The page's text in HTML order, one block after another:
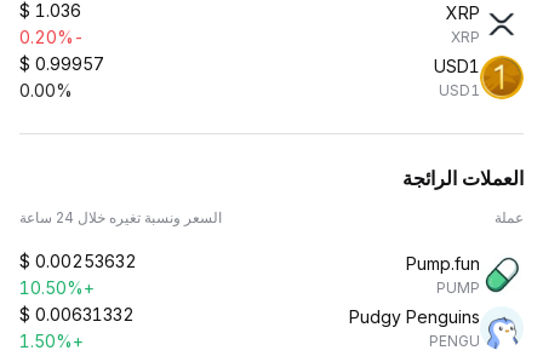
XRP
XRP
$ 1.036
-0.20%
USD1
USD1
$ 0.99957
0.00%
العملات الرائجة
عملة السعر ونسبة تغيره خلال 24 ساعة
Pump.fun
PUMP
$ 0.00253632
+10.50%
Pudgy Penguins
PENGU
$ 0.00631332
+1.50%